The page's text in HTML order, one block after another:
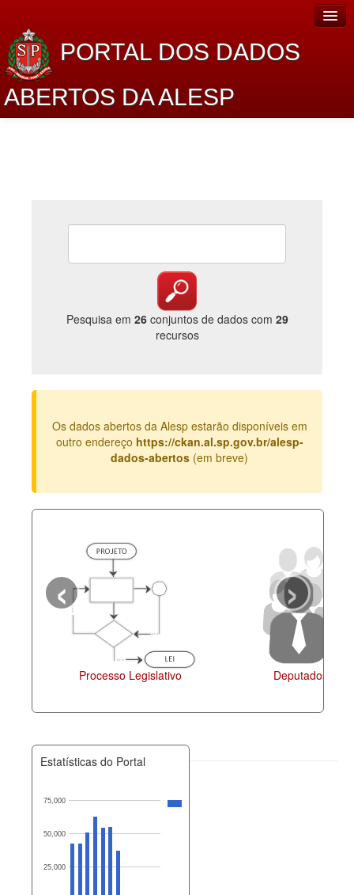
PORTAL DOS DADOS
ABERTOS DA ALESP
Lei de Acesso à Informação
Catálogo de dados
Legislação
Perguntas frequentes
Pesquisa em 26conjuntos de dados com 29
recursos
Os dados abertos da Alesp estarão disponíveis em
outro endereço https://ckan.al.sp.gov.br/alesp-
dados-abertos (em breve)
Processo Legislativo Deputados
‹ ›
Estatísticas do Portal
25,000
50,000
75,000